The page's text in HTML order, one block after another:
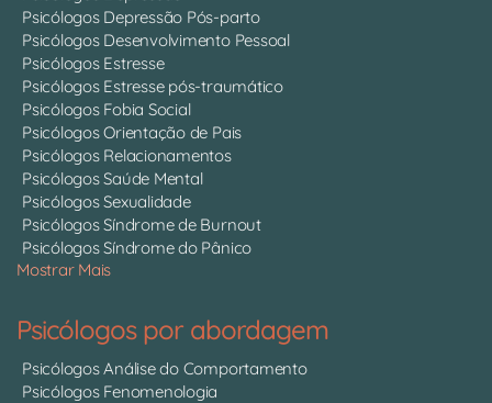
Psicólogos Depressão Pós-parto
Psicólogos Desenvolvimento Pessoal
Psicólogos Estresse
Psicólogos Estresse pós-traumático
Psicólogos Fobia Social
Psicólogos Orientação de Pais
Psicólogos Relacionamentos
Psicólogos Saúde Mental
Psicólogos Sexualidade
Psicólogos Síndrome de Burnout
Psicólogos Síndrome do Pânico
Mostrar Mais
Psicólogos por abordagem
Psicólogos Análise do Comportamento
Psicólogos Fenomenologia